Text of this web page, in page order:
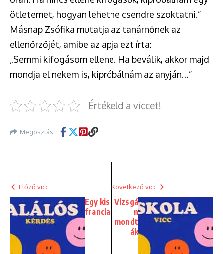
ötletemet, hogyan lehetne csendre szoktatni.”
Másnap Zsófika mutatja az tanárnőnek az
ellenőrzőjét, amibe az apja ezt írta:
„Semmi kifogásom ellene. Ha beválik, akkor majd
mondja el nekem is, kipróbálnám az anyján…”
Értékeld a viccet!
Megosztás
Előző vicc
Egy kis
francia
Következő vicc
Vizsgá
n
mondt
ák